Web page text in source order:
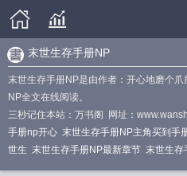
末世生存手册NP
末世生存手册NP是由作者：开心地磨个
NP全文在线阅读。
三秒记住本站：万书阁 网址：
手册np开心 末世生存手册NP主角买到手
世生 末世生存手册NP最新章节 末世生存